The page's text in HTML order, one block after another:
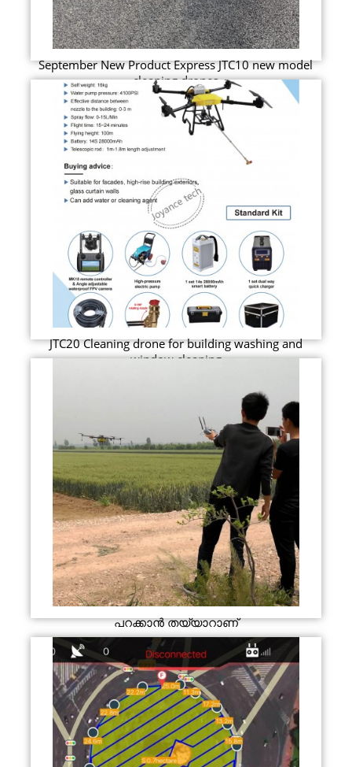
September New Product Express JTC10 new model
cleaning drones
JTC20 Cleaning drone for building washing and
window cleaning
പറക്കാൻ തയ്യാറാണ്